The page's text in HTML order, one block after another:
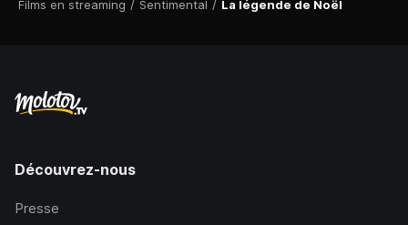
Films en streaming / Sentimental / La légende de Noël
Découvrez-nous
Presse